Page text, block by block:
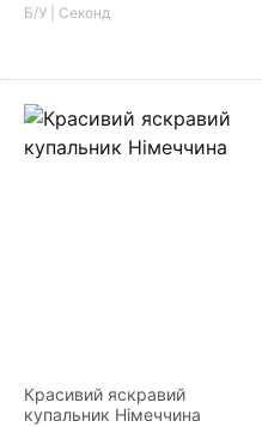
Б/У | Секонд
Красивий яскравий
купальник Німеччина